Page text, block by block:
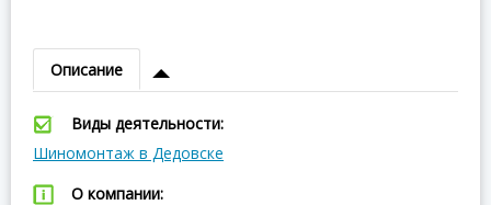
Описание
Виды деятельности:
Шиномонтаж в Дедовске
О компании: